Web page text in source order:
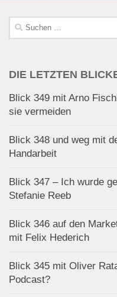
Suchen
nach:
DIE LETZTEN
Blick 349 mit Arno
sie vermeiden
Blick 348 und weg mit
Handarbeit
Blick 347 – Ich wurde
Stefanie Reeb
Blick 346 auf den
mit Felix Hederich
Blick 345 mit Oliver
Podcast?